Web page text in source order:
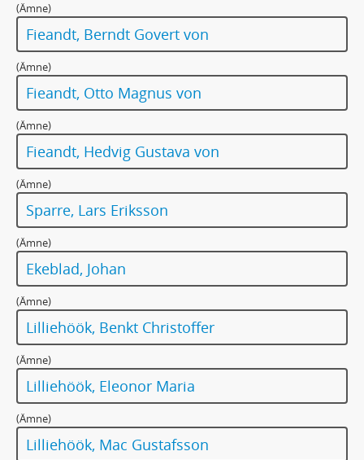
(Ämne)
Fieandt, Berndt Govert von
(Ämne)
Fieandt, Otto Magnus von
(Ämne)
Fieandt, Hedvig Gustava von
(Ämne)
Sparre, Lars Eriksson
(Ämne)
Ekeblad, Johan
(Ämne)
Lilliehöök, Benkt Christoffer
(Ämne)
Lilliehöök, Eleonor Maria
(Ämne)
Lilliehöök, Mac Gustafsson